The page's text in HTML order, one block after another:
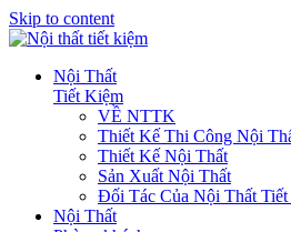
Skip to content
Nội Thất
Tiết Kiệm
VỀ NTTK
Thiết Kế Thi Công Nội
Thiết Kế Nội Thất
Sản Xuất Nội Thất
Đối Tác Của Nội Thất
Nội Thất